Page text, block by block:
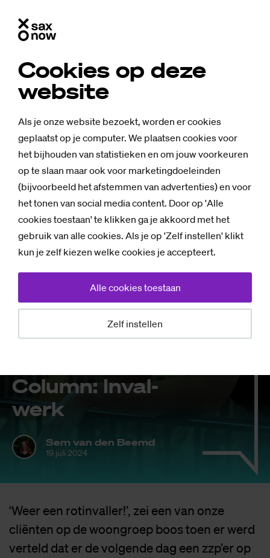
Cookies op deze
website
Als je onze website bezoekt, worden er cookies
geplaatst op je computer. We plaatsen cookies voor
het bijhouden van statistieken en om jouw voorkeuren
op te slaan maar ook voor marketingdoeleinden
(bijvoorbeeld het afstemmen van advertenties) en voor
het tonen van social media content. Door op 'Alle
cookies toestaan' te klikken ga je akkoord met het
gebruik van alle cookies. Als je op 'Zelf instellen' klikt
kun je zelf kiezen welke cookies je accepteert.
Zelf instellen
Alle cookies toestaan
Co­lumn: In­val­
werk
Sem van den Beemd
19 juli 2024
‘Weer een rotinvaller!’, zei een van onze
cliënten op de woongroep boos toen er werd
verteld dat er de volgende dag een zzp’er op